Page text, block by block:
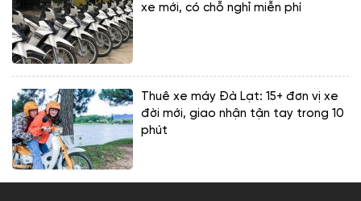
xe mới, có chỗ nghỉ miễn phí
Thuê xe máy Đà Lạt: 15+ đơn vị xe
đời mới, giao nhận tận tay trong 10
phút